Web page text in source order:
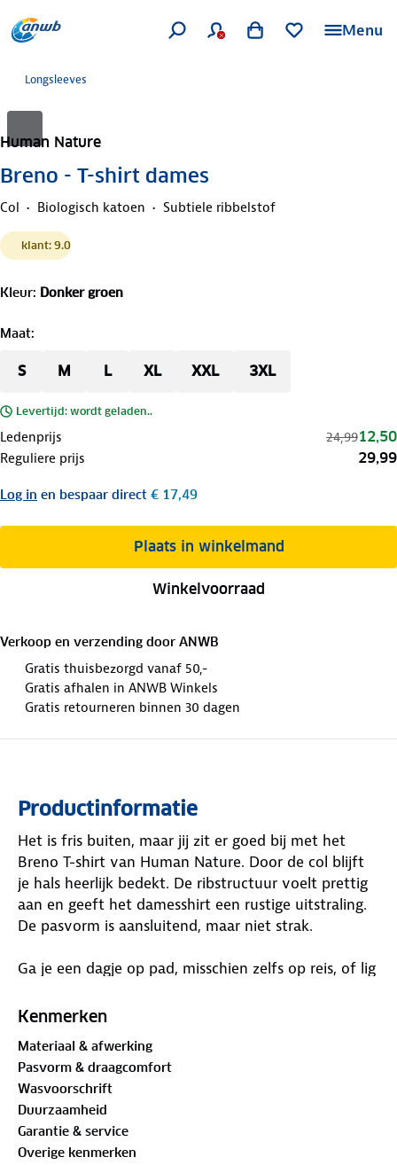
Menu
Longsleeves
Human Nature
Breno - T-shirt dames
Col Biologisch katoen Subtiele ribbelstof
klant: 9.0
Kleur: Donker groen
Maat:
S M L XL XXL 3XL
Levertijd: wordt geladen..
Ledenprijs 24,9912,50
Reguliere prijs 29,99
Log in en bespaar direct € 17,49
Plaats in winkelmand
Winkelvoorraad
Verkoop en verzending door ANWB
Gratis thuisbezorgd vanaf 50,-
Gratis afhalen in ANWB Winkels
Gratis retourneren binnen 30 dagen
Productinformatie
Het is fris buiten, maar jij zit er goed bij met het
Breno T-shirt van Human Nature. Door de col blijft
je hals heerlijk bedekt. De ribstructuur voelt prettig
aan en geeft het damesshirt een rustige uitstraling.
De pasvorm is aansluitend, maar niet strak.
Ga je een dagje op pad, misschien zelfs op reis, of lig
dit shirt is een fijne basislaag om te dragen. Geen
logootje bij de zoom. Je combineert dit T-shirt
makkelijk met andere kledingstukken.
Materiaal:
96%biologisch katoen
Kenmerken
Materiaal & afwerking
Pasvorm & draagcomfort
Wasvoorschrift
Duurzaamheid
Garantie & service
Overige kenmerken